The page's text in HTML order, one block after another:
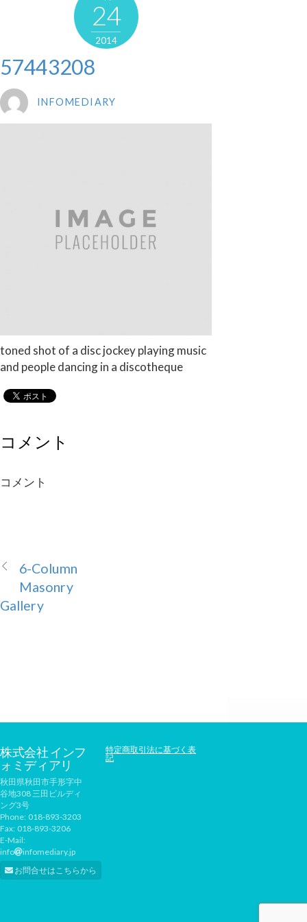
24
2014
57443208
INFOMEDIARY
toned shot of a disc jockey playing music
and people dancing in a discotheque
コメント
コメント
6-Column
Masonry
Gallery
株式会社 インフ
ォミディアリ
秋田県秋田市手形字中
谷地308 三田ビルディ
ング3号
Phone: 018-893-3203
Fax: 018-893-3206
E-Mail:
info
infomediary.jp
お問合せはこちらから
特定商取引法に基づく表
記